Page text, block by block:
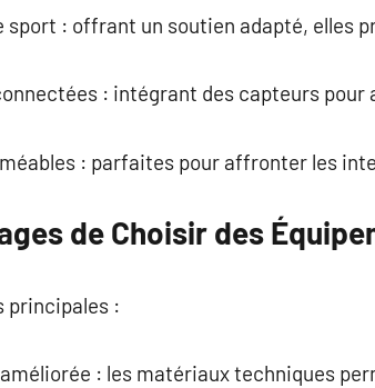
sport : offrant un soutien adapté, elles
: intégrant des capteurs pour
: parfaites pour affronter les
de Choisir des
principales :
: les matériaux techniques